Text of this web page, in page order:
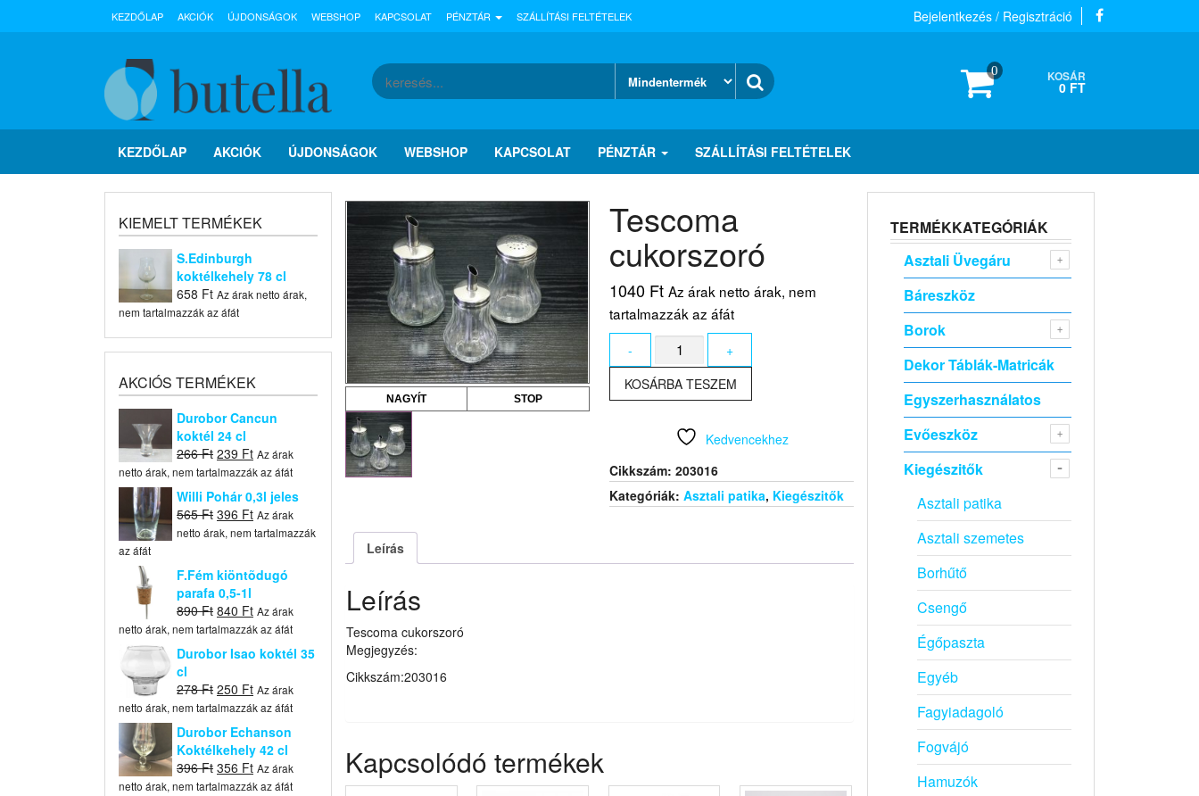
Bejelentkezés / Regisztráció
KEZDŐLAP AKCIÓK ÚJDONSÁGOK WEBSHOP KAPCSOLAT PÉNZTÁR SZÁLLÍTÁSI FELTÉTELEK
0 KOSÁR
0 FT
KEZDŐLAP AKCIÓK ÚJDONSÁGOK WEBSHOP KAPCSOLAT PÉNZTÁR SZÁLLÍTÁSI FELTÉTELEK
KIEMELT TERMÉKEK
S.Edinburgh
koktélkehely 78 cl
658 Ft Az árak netto árak,
nem tartalmazzák az áfát
AKCIÓS TERMÉKEK
Durobor Cancun
koktél 24 cl
266Ft Original
price
was:
266 Ft.
239 FtCurrent
price
is:
239 Ft.
Az árak
netto árak, nem tartalmazzák az áfát
Willi Pohár 0,3l jeles
565Ft Original
price
565 Ft.
396 FtCurrent
price
396 Ft.
Az árak
netto árak, nem tartalmazzák
az áfát
F.Fém kiöntõdugó
parafa 0,5-1l
890Ft Original
price
was:
890 Ft.
840 FtCurrent
price
is:
840 Ft.
Az árak
netto árak, nem tartalmazzák az áfát
Durobor Isao koktél 35
cl
278Ft Original
price
was:
278 Ft.
250 FtCurrent
price
250 Ft.
Az árak
netto árak, nem tartalmazzák az áfát
Durobor Echanson
Koktélkehely 42 cl
396Ft Original
price
356 FtCurrent
price
Az árak
netto árak, nem tartalmazzák az áfát
NAGYÍT STOP
Tescoma
cukorszoró
1040 Ft Az árak netto árak, nem
tartalmazzák az áfát
-
Tescoma
cukorszoró
mennyiség
+
KOSÁRBA TESZEM
Kedvencekhez
Cikkszám:203016
Kategóriák:Asztali patika, Kiegészitők
Leírás
Leírás
Tescoma cukorszoró
Megjegyzés:
Cikkszám:203016
Kapcsolódó termékek
TERMÉKKATEGÓRIÁK
Asztali Üvegáru
Báreszköz
Borok
Dekor Táblák-Matricák
Egyszerhasználatos
Evőeszköz
Kiegészitők
Asztali patika
Asztali szemetes
Borhűtő
Csengő
Égőpaszta
Egyéb
Fagyiadagoló
Fogvájó
Hamuzók